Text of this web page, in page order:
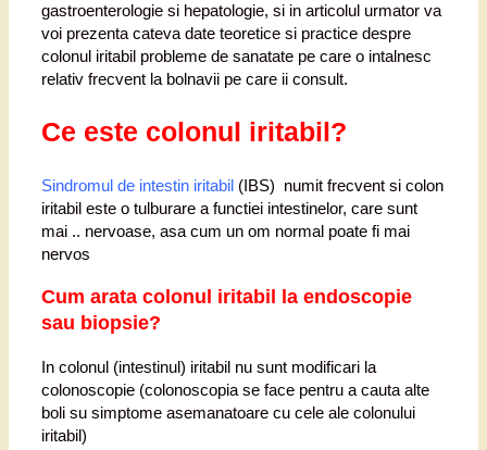
gastroenterologie si hepatologie, si in articolul urmator va
voi prezenta cateva date teoretice si practice despre
colonul iritabil probleme de sanatate pe care o intalnesc
relativ frecvent la bolnavii pe care ii consult.
Ce este colonul iritabil?
Sindromul de intestin iritabil (IBS) numit frecvent si colon
iritabil este o tulburare a functiei intestinelor, care sunt
mai .. nervoase, asa cum un om normal poate fi mai
nervos
Cum arata colonul iritabil la endoscopie
sau biopsie?
In colonul (intestinul) iritabil nu sunt modificari la
colonoscopie (colonoscopia se face pentru a cauta alte
boli su simptome asemanatoare cu cele ale colonului
iritabil)